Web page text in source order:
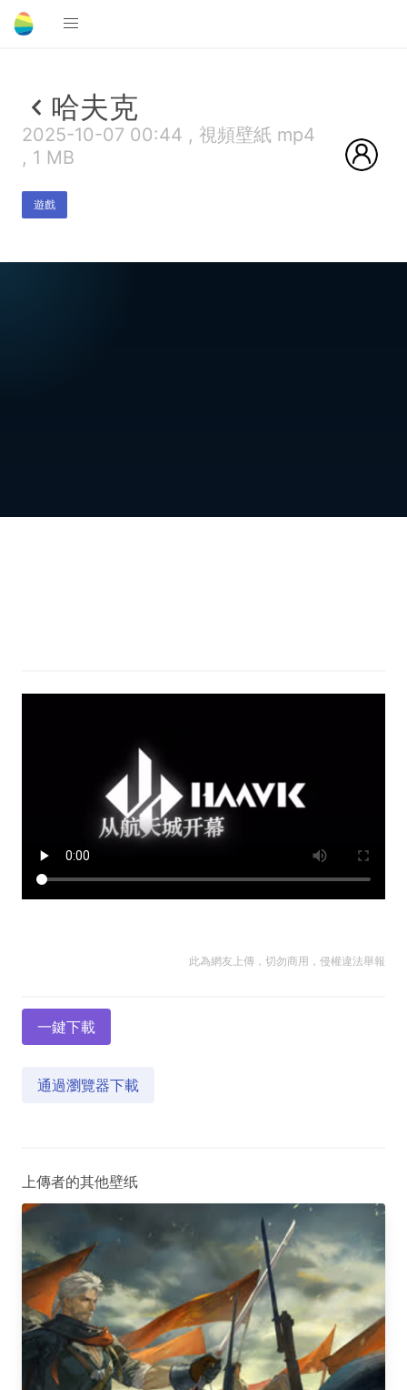
哈夫克
2025-10-07 00:44 , 視頻壁紙 mp4
, 1 MB
遊戲
此為網友上傳，切勿商用，侵權違法舉報
一鍵下載
通過瀏覽器下載
上傳者的其他壁纸